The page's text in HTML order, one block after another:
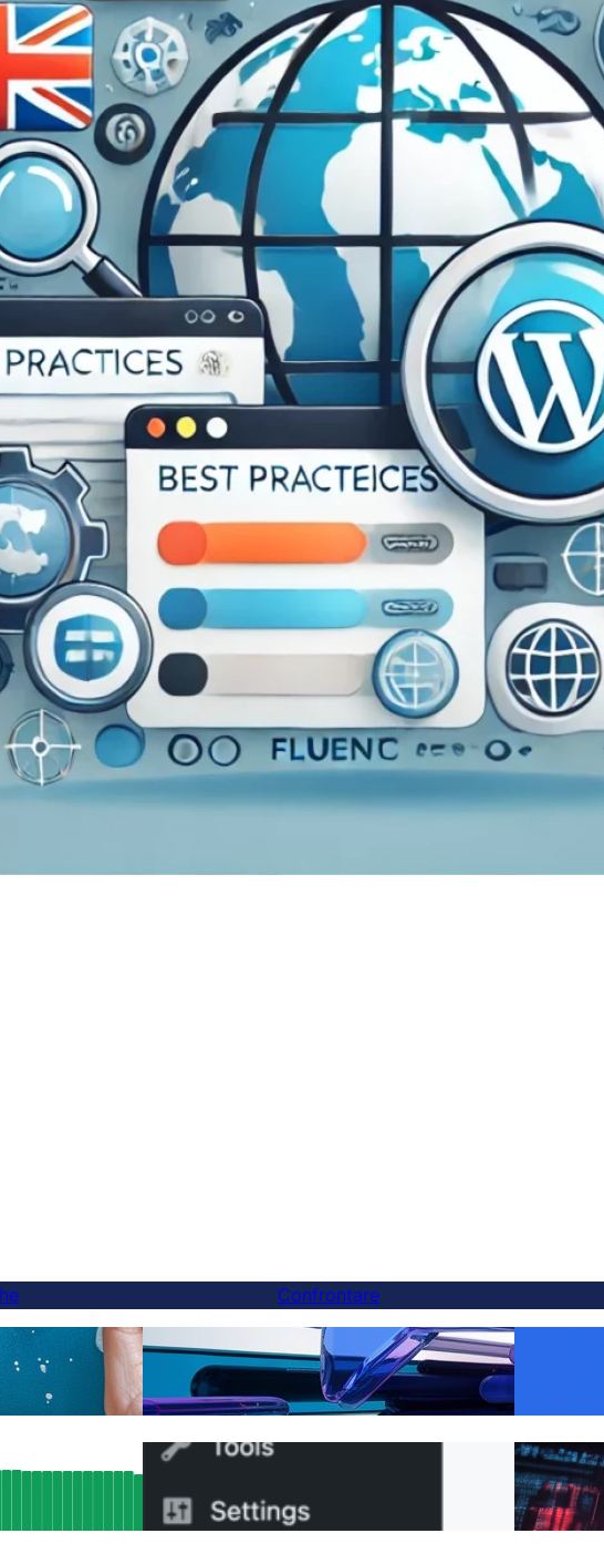
il supporto
Confrontare
Finalmente, una migliore alternativa a
Weglot — E puoi cambiare in 5 minuti
minuti